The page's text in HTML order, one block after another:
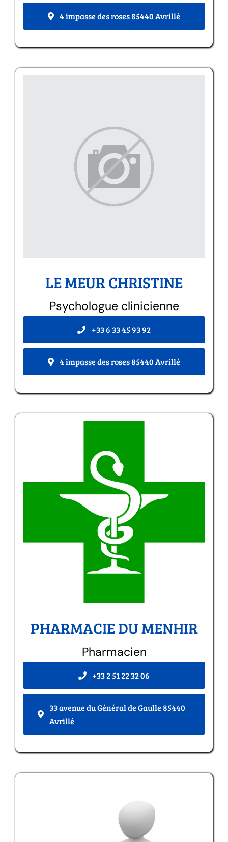
4 impasse des roses 85440 Avrillé
LE MEUR CHRISTINE
Psychologue clinicienne
+33 6 33 45 93 92
4 impasse des roses 85440 Avrillé
PHARMACIE DU MENHIR
Pharmacien
+33 2 51 22 32 06
33 avenue du Général de Gaulle 85440
Avrillé